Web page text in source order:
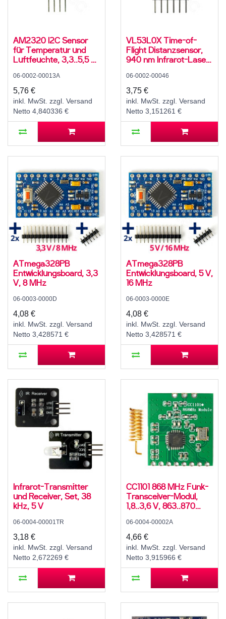
AM2320 I2C Sensor
für Temperatur und
Luftfeuchte, 3,3..5,5 V,
-40..80 ± 1 °C
06-0002-00013A
5,76 €
inkl. MwSt. zzgl. Versand
Netto 4,840336 €
VL53L0X Time-of-
Flight Distanzsensor,
940 nm Infrarot-Laser,
±3..12 %
06-0002-00046
3,75 €
inkl. MwSt. zzgl. Versand
Netto 3,151261 €
ATmega328PB
Entwicklungsboard, 3,3
V, 8 MHz
06-0003-0000D
4,08 €
inkl. MwSt. zzgl. Versand
Netto 3,428571 €
ATmega328PB
Entwicklungsboard, 5 V,
16 MHz
06-0003-0000E
4,08 €
inkl. MwSt. zzgl. Versand
Netto 3,428571 €
Infrarot-Transmitter
und Receiver, Set, 38
kHz, 5 V
06-0004-00001TR
3,18 €
inkl. MwSt. zzgl. Versand
Netto 2,672269 €
CC1101 868 MHz Funk-
Transceiver-Modul,
1,8..3,6 V, 863..870
kBit/s, -40..85 °C, SPI
06-0004-00002A
4,66 €
inkl. MwSt. zzgl. Versand
Netto 3,915966 €